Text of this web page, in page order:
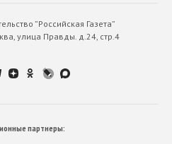
”Российская Газета”
улица Правды. д.24, стр.4
партнеры: